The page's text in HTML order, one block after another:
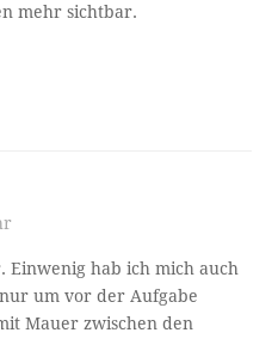
mehr sichtbar.
Einwenig hab ich mich auch
um vor der Aufgabe
Mauer zwischen den